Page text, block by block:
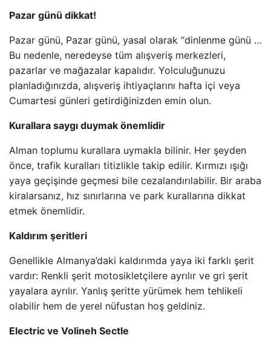
Pazar günü dikkat!
Pazar günü, Pazar günü, yasal olarak “dinlenme günü …
Bu nedenle, neredeyse tüm alışveriş merkezleri,
pazarlar ve mağazalar kapalıdır. Yolculuğunuzu
planladığınızda, alışveriş ihtiyaçlarını hafta içi veya
Cumartesi günleri getirdiğinizden emin olun.
Kurallara saygı duymak önemlidir
Alman toplumu kurallara uymakla bilinir. Her şeyden
önce, trafik kuralları titizlikle takip edilir. Kırmızı ışığı
yaya geçişinde geçmesi bile cezalandırılabilir. Bir araba
kiralarsanız, hız sınırlarına ve park kurallarına dikkat
etmek önemlidir.
Kaldırım şeritleri
Genellikle Almanya’daki kaldırımda yaya iki farklı şerit
vardır: Renkli şerit motosikletçilere ayrılır ve gri şerit
yayalara ayrılır. Yanlış şeritte yürümek hem tehlikeli
olabilir hem de yerel nüfustan hoş geldiniz.
Electric ve Volineh Sectle